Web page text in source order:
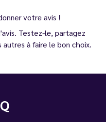
votre avis !
Testez-le, partagez
à faire le bon choix.